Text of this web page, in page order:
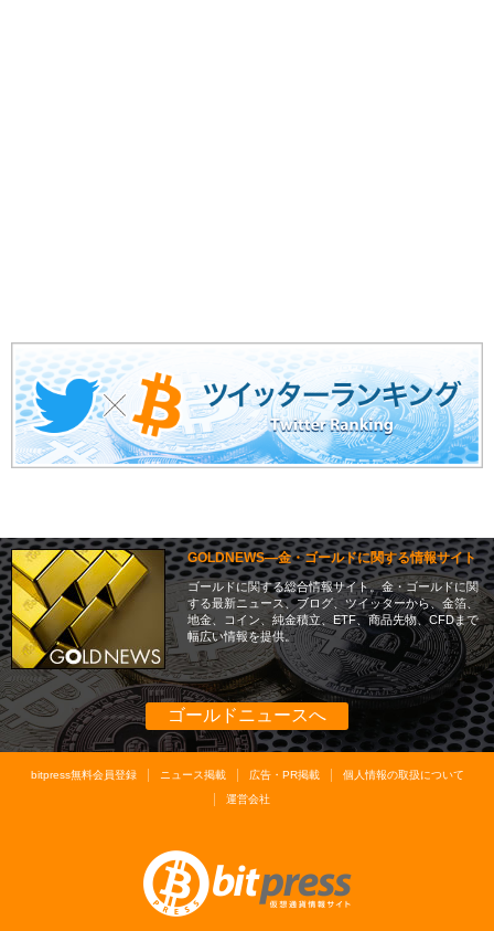
GOLDNEWS―金・ゴールドに関する情報サイト
ゴールドに関する総合情報サイト。金・ゴールドに関
する最新ニュース、ブログ、ツイッターから、金箔、
地金、コイン、純金積立、ETF、商品先物、CFDまで
幅広い情報を提供。
ゴールドニュースへ
bitpress無料会員登録 ニュース掲載 広告・PR掲載
個人情報の取扱について
運営会社